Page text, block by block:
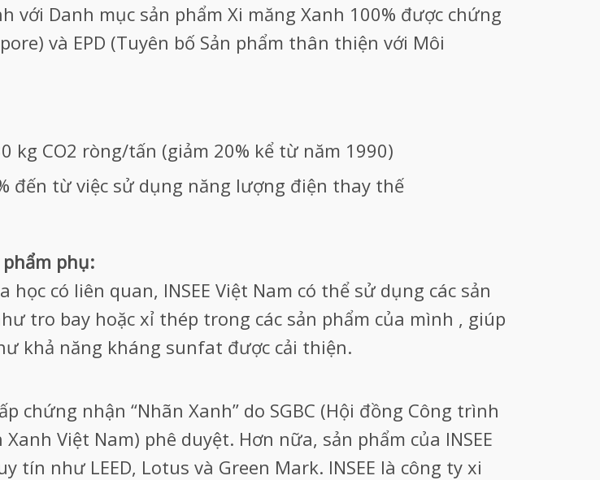
với Danh mục sản phẩm Xi măng Xanh 100% được chứng
và EPD (Tuyên bố Sản phẩm thân thiện với Môi
kg CO2 ròng/tấn (giảm 20% kể từ năm 1990)
đến từ việc sử dụng năng lượng điện thay thế
phụ:
có liên quan, INSEE Việt Nam có thể sử dụng các sản
tro bay hoặc xỉ thép trong các sản phẩm của mình , giúp
khả năng kháng sunfat được cải thiện.
chứng nhận “Nhãn Xanh” do SGBC (Hội đồng Công trình
Việt Nam) phê duyệt. Hơn nữa, sản phẩm của INSEE
như LEED, Lotus và Green Mark. INSEE là công ty xi